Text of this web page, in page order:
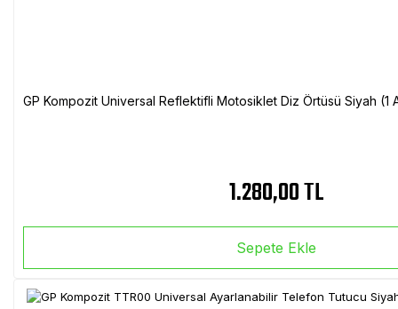
GP Kompozit Universal Reflektifli Motosiklet Diz Örtüsü Siyah
1.280,00 TL
Sepete Ekle